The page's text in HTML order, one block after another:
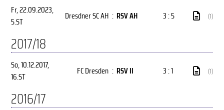
Fr, 22.09.2023,
5.ST
Dresdner SC AH : RSV AH 3 : 5 (1)
2017/18
So, 10.12.2017,
16.ST
FC Dresden : RSV II 3 : 1 (1)
2016/17